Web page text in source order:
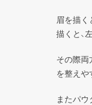
眉を描く
描くと、
その際両
を整えや
またパ